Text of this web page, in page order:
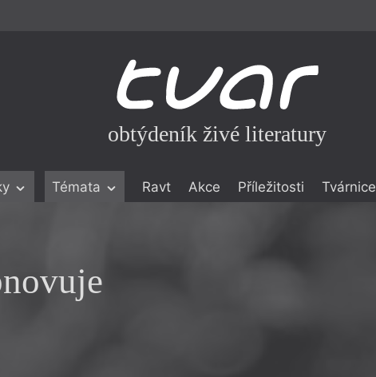
obtýdeník živé literatury
Témata Ravt Akce Příležitosti Tvárnice
a reflexe